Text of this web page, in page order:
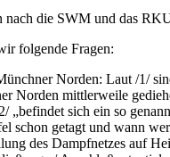
nach die SWM und das
folgende Fragen:
Norden: Laut /1/
Norden mittlerweile
„befindet sich ein so
schon getagt und wann
des Dampfnetzes auf